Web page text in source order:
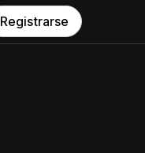
Registrarse